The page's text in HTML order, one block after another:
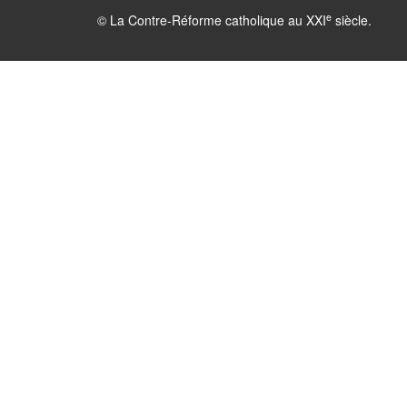
© La Contre-Réforme catholique au XXIe siècle.